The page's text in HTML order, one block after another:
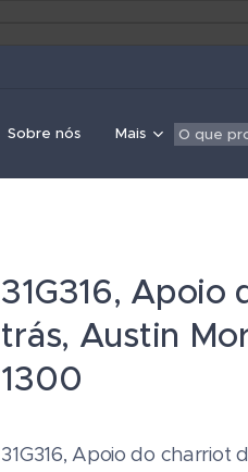
Sobre nós Mais
31G316, Apoio
trás, Austin
1300
31G316, Apoio do charriot